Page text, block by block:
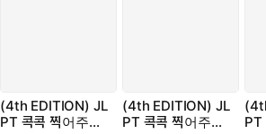
(4th EDITION) JL
PT 콕콕 찍어주마
(4th EDITION) JL
PT 콕콕 찍어주마
PT